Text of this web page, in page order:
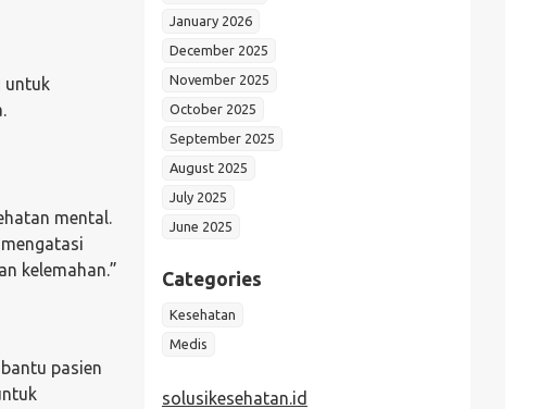
untuk
mental.
kelemahan.”
pasien
January 2026
December 2025
November 2025
October 2025
September 2025
August 2025
July 2025
June 2025
Categories
Kesehatan
Medis
solusikesehatan.id